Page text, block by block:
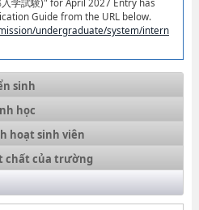
Guide from the URL below.
undergraduate/system/intern
sinh
học
hoạt sinh viên
chất của trường